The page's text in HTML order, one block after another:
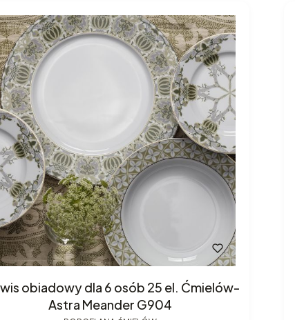
obiadowy dla 6 osób 25 el. Ćmielów-
Astra Meander G904